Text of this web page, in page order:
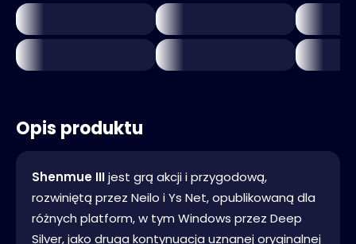
Opis produktu
Shenmue IIIjest grą akcji i przygodową,
rozwiniętą przez Neilo i Ys Net, opublikowaną dla
różnych platform, w tym Windows przez Deep
Silver, jako druga kontynuacja uznanej oryginalnej